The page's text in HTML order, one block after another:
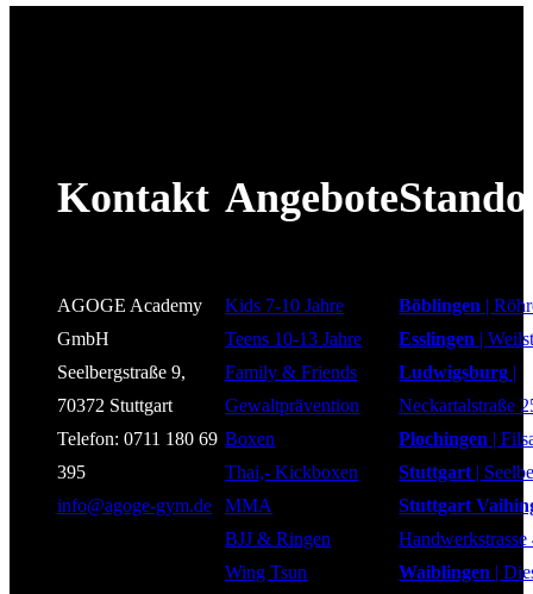
Kontakt
AGOGE Academy
GmbH
Seelbergstraße 9,
70372 Stuttgart
Telefon: 0711 180 69
395
info@agoge-gym.de
Angebote
Kids 7-10 Jahre
Teens 10-13 Jahre
Family & Friends
Gewaltprävention
Boxen
Thai,- Kickboxen
MMA
BJJ & Ringen
Wing Tsun
Böblingen |
Esslingen |
Ludwigsburg |
Neckartalstraße
Plochingen |
Stuttgart |
Stuttgart
Handwerkstrasse
Waiblingen |